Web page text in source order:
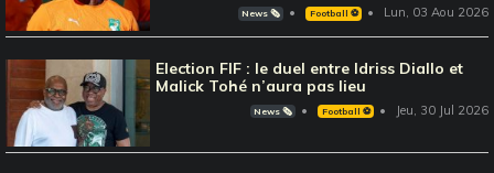
News 🗞️ Football ⚽️ Lun, 03 Aou 2026
Election FIF : le duel entre Idriss Diallo et
Malick Tohé n’aura pas lieu
News 🗞️ Football ⚽️ Jeu, 30 Jul 2026